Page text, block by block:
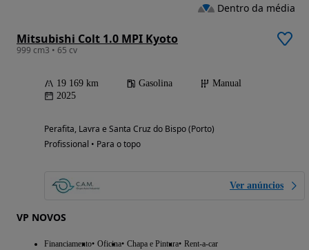
Mitsubishi Colt 1.0 MPI Kyoto
999 cm3 • 65 cv
19 169 km Gasolina
Manual
2025
Perafita, Lavra e Santa Cruz do Bispo (Porto)
Profissional • Para o topo
Ver anúncios
VP NOVOS
Financiamento Oficina Chapa e Pintura Rent-a-car
Dentro da média